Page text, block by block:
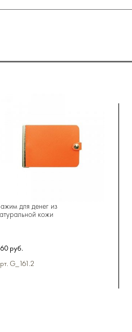
для денег из
кожи
руб.
G_161.2